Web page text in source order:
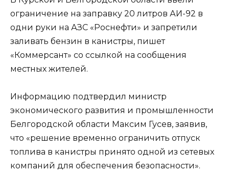
ограничение на заправку 20 литров АИ-92 в
одни руки на АЗС «Роснефти» и запретили
заливать бензин в канистры, пишет
«Коммерсант» со ссылкой на сообщения
местных жителей.
Информацию подтвердил министр
экономического развития и промышленности
Белгородской области Максим Гусев, заявив,
что «решение временно ограничить отпуск
топлива в канистры принято одной из сетевых
компаний для обеспечения безопасности».